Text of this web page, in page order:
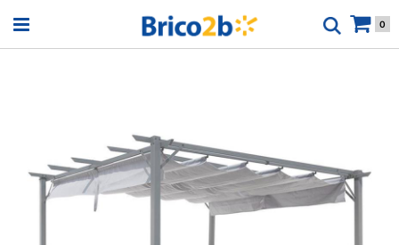
Open menu 0